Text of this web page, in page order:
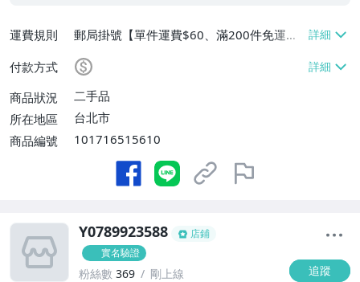
運費規則
郵局掛號【單件運費$60、滿200件免運
費】
付款方式
商品狀況
二手品
所在地區
台北市
商品編號
101716515610
Y0789923588
店鋪
實名驗證
粉絲數 369 剛上線 追蹤